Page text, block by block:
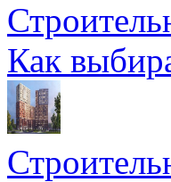
Как